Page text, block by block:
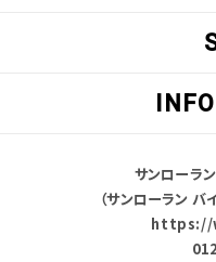
サンローラ
（サンローラン バ
https://